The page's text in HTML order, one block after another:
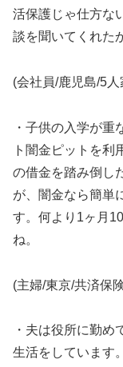
活保護じゃ仕方な
談を聞いてくれた
(会社員/鹿児島/5人
・子供の入学が重
ト闇金ピットを利
の借金を踏み倒し
が、闇金なら簡単
す。何より1ヶ月
ね。
(主婦/東京/共済保
・夫は役所に勤め
生活をしています